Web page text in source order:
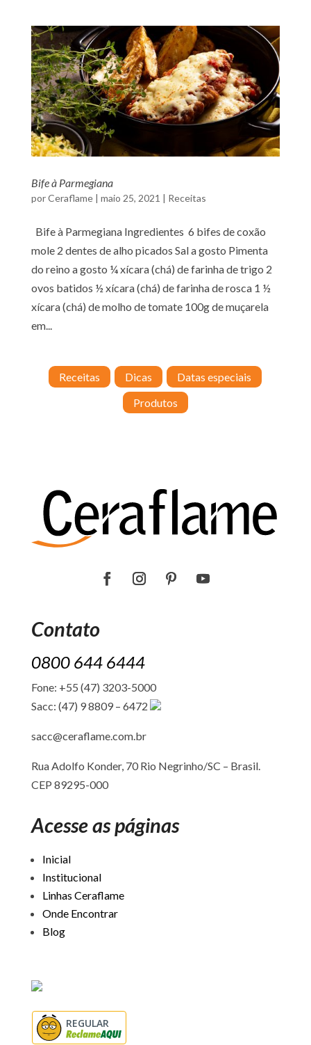
Bife à Parmegiana
porCeraflame| maio 25, 2021 | Receitas
Bife à Parmegiana Ingredientes 6 bifes de coxão
mole 2 dentes de alho picados Sal a gosto Pimenta
do reino a gosto ¼ xícara (chá) de farinha de trigo 2
ovos batidos ½ xícara (chá) de farinha de rosca 1 ½
xícara (chá) de molho de tomate 100g de muçarela
em...
Receitas Dicas
Datas especiais
Produtos
Contato
0800 644 6444
Fone: +55 (47) 3203-5000
Sacc: (47) 9 8809 – 6472
sacc@ceraflame.com.br
Rua Adolfo Konder, 70 Rio Negrinho/SC – Brasil.
CEP 89295-000
Acesse as páginas
Inicial
Institucional
Linhas Ceraflame
Onde Encontrar
Blog
REGULAR